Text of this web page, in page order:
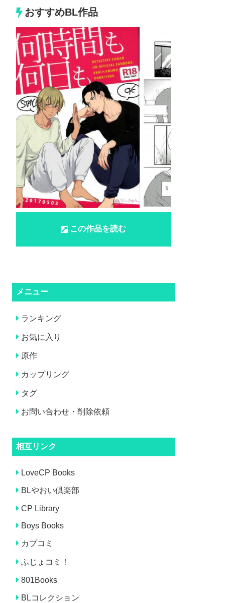
おすすめBL作品
この作品を読む
メニュー
ランキング
お気に入り
原作
カップリング
タグ
お問い合わせ・削除依頼
相互リンク
LoveCP Books
BLやおい倶楽部
CP Library
Boys Books
カプコミ
ふじょコミ！
801Books
BLコレクション